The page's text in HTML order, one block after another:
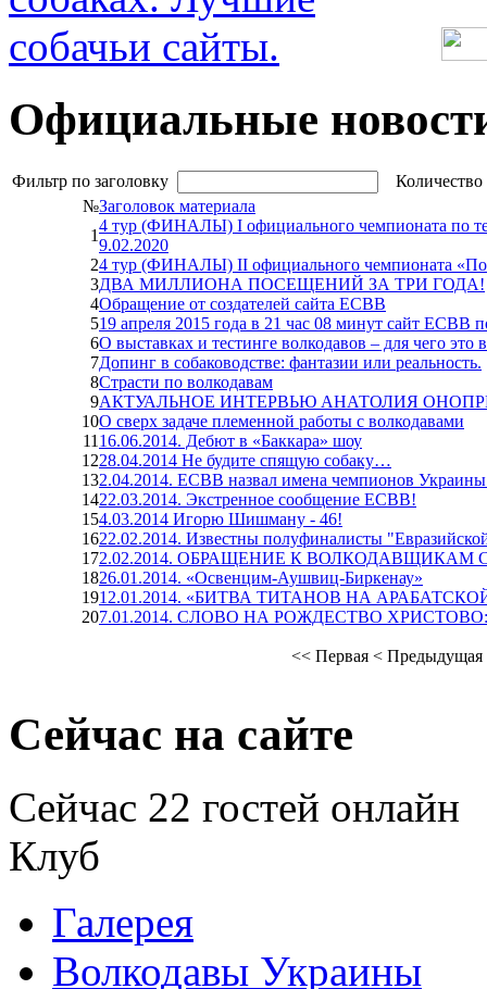
Официальные
Фильтр по заголовку
№Заголовок материала
1
4 тур (ФИНАЛЫ) І официального чемпионата по
9.02.2020
24 тур (ФИНАЛЫ) ІІ официального чемпионата
3ДВА МИЛЛИОНА ПОСЕЩЕНИЙ ЗА ТРИ ГОДА!
4Обращение от создателей сайта ЕСВВ
519 апреля 2015 года в 21 час 08 минут сайт ЕСВВ
6О выставках и тестинге волкодавов – для чего это
7Допинг в собаководстве: фантазии или реальность.
8Страсти по волкодавам
9АКТУАЛЬНОЕ ИНТЕРВЬЮ АНАТОЛИЯ
10О сверх задаче племенной работы с волкодавами
11 16.06.2014. Дебют в «Баккара» шоу
1228.04.2014 Не будите спящую собаку…
132.04.2014. ЕСВВ назвал имена чемпионов
1422.03.2014. Экстренное сообщение ЕСВВ!
154.03.2014 Игорю Шишману - 46!
1622.02.2014. Известны полуфиналисты
172.02.2014. ОБРАЩЕНИЕ К ВОЛКОДАВЩИКАМ
1826.01.2014. «Освенцим-Аушвиц-Биркенау»
1912.01.2014. «БИТВА ТИТАНОВ НА
207.01.2014. СЛОВО НА РОЖДЕСТВО ХРИСТОВО:
<< Первая < Предыдущая
Сейчас на сайте
Сейчас 22 гостей онлайн
Клуб
Галерея
Волкодавы Украины